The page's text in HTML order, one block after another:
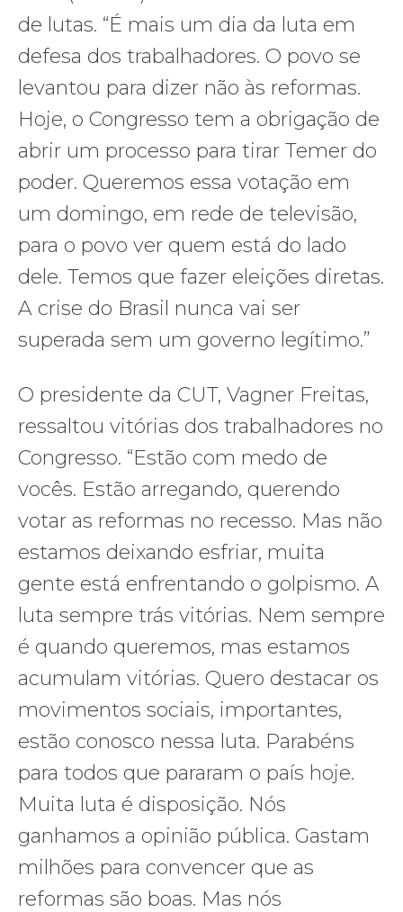
de lutas. “É mais um dia da luta em
defesa dos trabalhadores. O povo se
levantou para dizer não às reformas.
Hoje, o Congresso tem a obrigação de
abrir um processo para tirar Temer do
poder. Queremos essa votação em
um domingo, em rede de televisão,
para o povo ver quem está do lado
dele. Temos que fazer eleições diretas.
A crise do Brasil nunca vai ser
superada sem um governo legítimo.”
O presidente da CUT, Vagner Freitas,
ressaltou vitórias dos trabalhadores no
Congresso. “Estão com medo de
vocês. Estão arregando, querendo
votar as reformas no recesso. Mas não
estamos deixando esfriar, muita
gente está enfrentando o golpismo. A
luta sempre trás vitórias. Nem sempre
é quando queremos, mas estamos
acumulam vitórias. Quero destacar os
movimentos sociais, importantes,
estão conosco nessa luta. Parabéns
para todos que pararam o país hoje.
Muita luta é disposição. Nós
ganhamos a opinião pública. Gastam
milhões para convencer que as
reformas são boas. Mas nós